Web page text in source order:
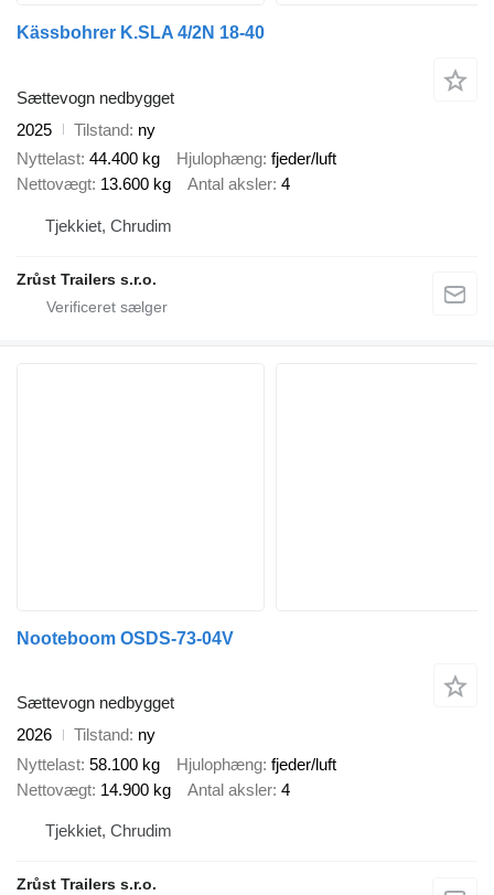
Kässbohrer K.SLA 4/2N 18-40
Sættevogn nedbygget
2025
Tilstand ny
Nyttelast 44.400 kg Hjulophæng fjeder/luft
Nettovægt 13.600 kg Antal aksler 4
Tjekkiet, Chrudim
Zrůst Trailers s.r.o.
Nooteboom OSDS-73-04V
Sættevogn nedbygget
2026
Tilstand ny
Nyttelast 58.100 kg Hjulophæng fjeder/luft
Nettovægt 14.900 kg Antal aksler 4
Tjekkiet, Chrudim
Zrůst Trailers s.r.o.